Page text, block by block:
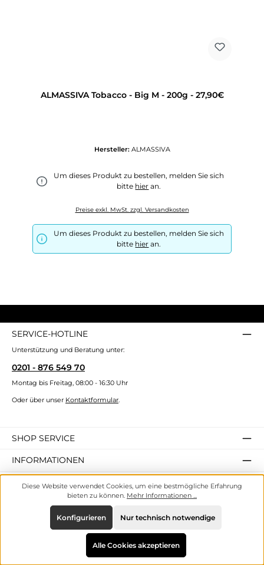
ALMASSIVA Tobacco - Big M - 200g - 27,90€
Hersteller: ALMASSIVA
Um dieses Produkt zu bestellen, melden Sie sich
bitte hier an.
Preise exkl. MwSt. zzgl. Versandkosten
Um dieses Produkt zu bestellen, melden Sie sich
bitte hier an.
SERVICE-HOTLINE
Unterstützung und Beratung unter:
0201 - 876 549 70
Montag bis Freitag, 08:00 - 16:30 Uhr
Oder über unser Kontaktformular
SHOP SERVICE
INFORMATIONEN
ZAHLUNGS- UND VERSANDARTEN
SICHER EINKAUFEN
UNSERE VORTEILE
UNSERE COMMUNITIES
Diese Website verwendet Cookies, um eine bestmögliche Erfahrung
bieten zu können. Mehr Informationen ...
Nur technisch notwendige
Konfigurieren
Alle Cookies akzeptieren